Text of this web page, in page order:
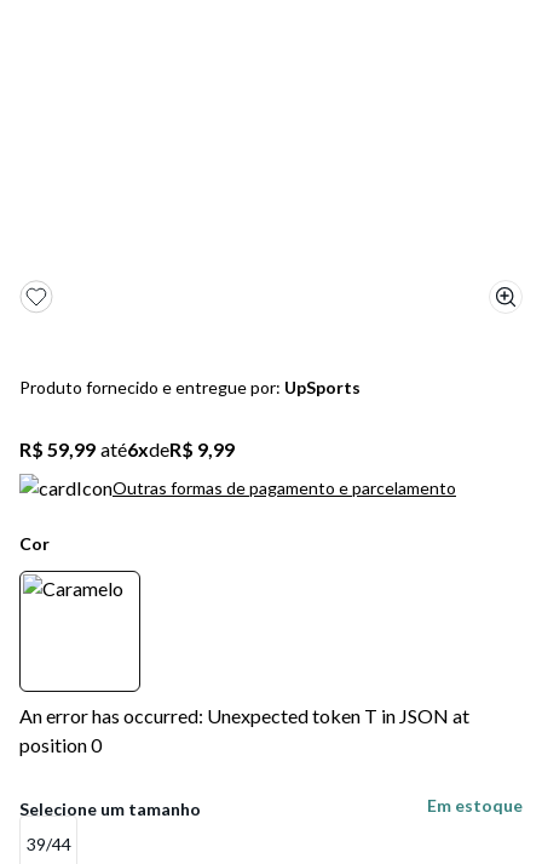
Produto fornecido e entregue por: UpSports
R$ 59,99 até6xdeR$ 9,99
Outras formas de pagamento e parcelamento
Cor
An error has occurred: Unexpected token T in JSON at
position 0
39/44
Em estoque